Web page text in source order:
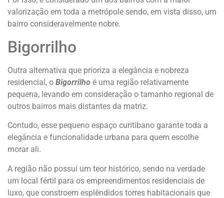
valorização em toda a metrópole sendo, em vista disso, um
bairro consideravelmente nobre.
Bigorrilho
Outra alternativa que prioriza a elegância e nobreza
residencial, o Bigorrilho é uma região relativamente
pequena, levando em consideração o tamanho regional de
outros bairros mais distantes da matriz.
Contudo, esse pequeno espaço curitibano garante toda a
elegância e funcionalidade urbana para quem escolhe
morar ali.
A região não possui um teor histórico, sendo na verdade
um local fértil para os empreendimentos residenciais de
luxo, que constroem esplêndidos torres habitacionais que